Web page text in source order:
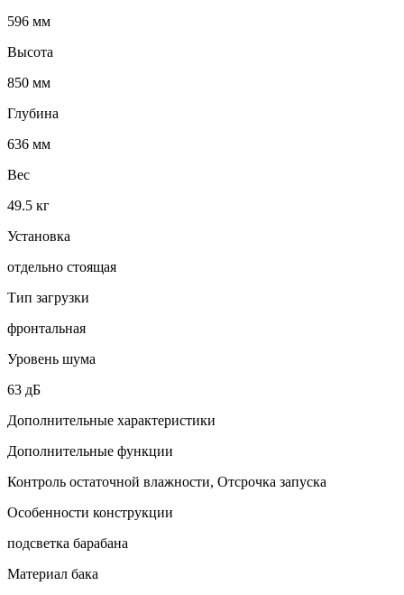
596 мм
Высота
850 мм
Глубина
636 мм
Вес
49.5 кг
Установка
отдельно стоящая
Тип загрузки
фронтальная
Уровень шума
63 дБ
Дополнительные характеристики
Дополнительные функции
Контроль остаточной влажности, Отсрочка запуска
Особенности конструкции
подсветка барабана
Материал бака